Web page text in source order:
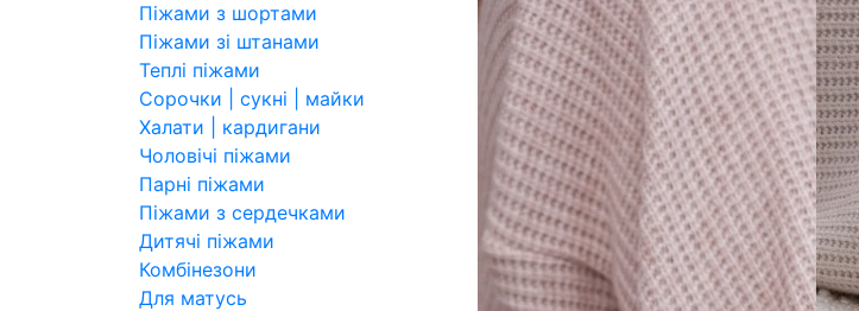
Піжами з шортами
Піжами зі штанами
Теплі піжами
Сорочки | сукні | майки
Халати | кардигани
Чоловічі піжами
Парні піжами
Піжами з сердечками
Дитячі піжами
Комбінезони
Для матусь